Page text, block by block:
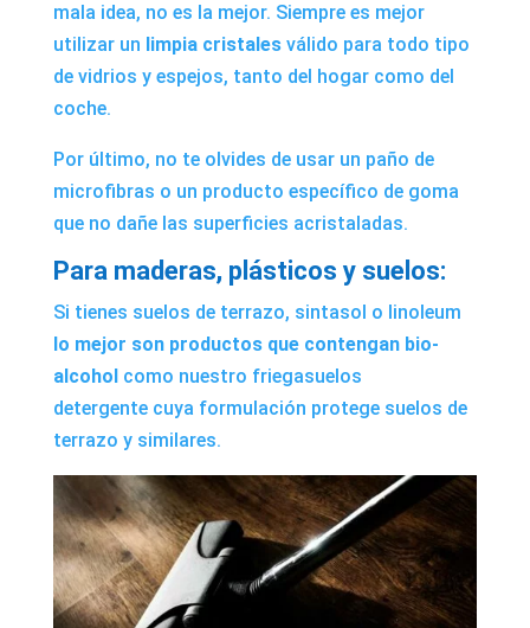
mala idea, no es la mejor. Siempre es mejor
utilizar un limpia cristalesválido para todo tipo
de vidrios y espejos, tanto del hogar como del
coche.
Por último, no te olvides de usar un paño de
microfibras o un producto específico de goma
que no dañe las superficies acristaladas.
Para maderas, plásticos y suelos:
Si tienes suelos de terrazo, sintasol o linoleum
lo mejor son productos que contengan bio-
alcohol como nuestro friegasuelos
detergentecuya formulación protege suelos de
terrazo y similares.